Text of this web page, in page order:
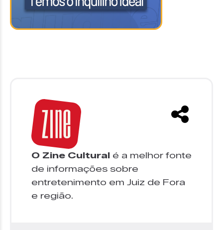
O Zine Cultural é a melhor fonte
de informações sobre
entretenimento em Juiz de Fora
e região.